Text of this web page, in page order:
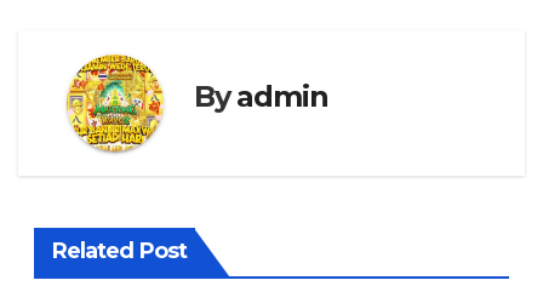
Byadmin
Related Post